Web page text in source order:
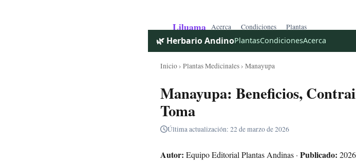
Liluama Acerca Condiciones Plantas
🌿 Herbario AndinoPlantasCondicionesAcerca
Inicio› Plantas Medicinales› Manayupa
Manayupa: Beneficios,
Toma
Última actualización: 22 de marzo de 2026
Autor: Equipo Editorial Plantas Andinas · Publicado: